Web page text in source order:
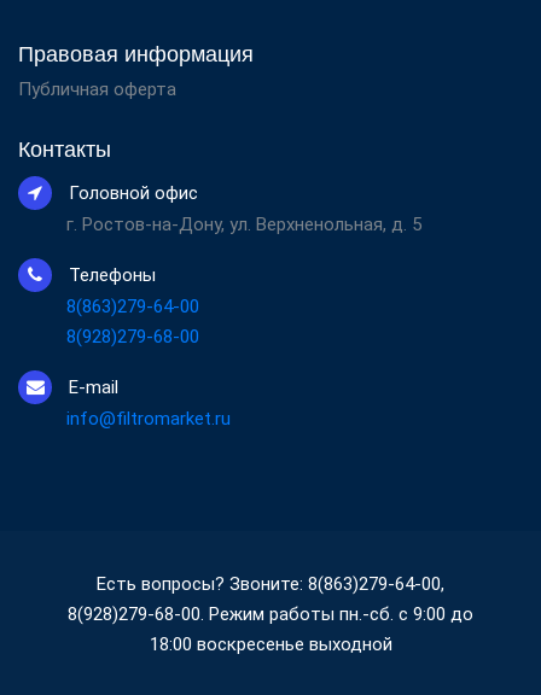
Правовая информация
Публичная оферта
Контакты
Головной офис
г. Ростов-на-Дону, ул. Верхненольная, д. 5
Телефоны
8(863)279-64-00
8(928)279-68-00
E-mail
info@filtromarket.ru
Есть вопросы? Звоните: 8(863)279-64-00,
8(928)279-68-00. Режим работы пн.-сб. с 9:00 до
18:00 воскресенье выходной